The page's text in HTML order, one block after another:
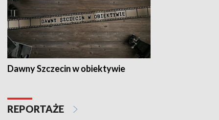
Dawny Szczecin w obiektywie
REPORTAŻE